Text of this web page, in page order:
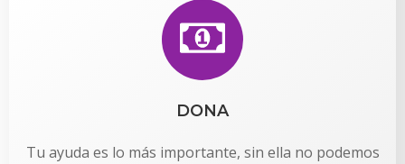
DONA
Tu ayuda es lo más importante, sin ella no podemos